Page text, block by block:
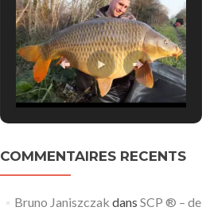
COMMENTAIRES RECENTS
Bruno Janiszczak dans SCP ® – de